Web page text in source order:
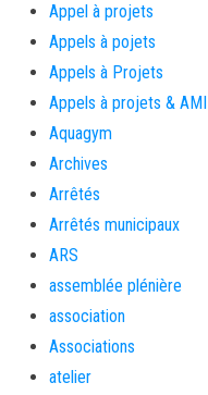
Appel à projets
Appels à pojets
Appels à Projets
Appels à projets & AMI
Aquagym
Archives
Arrêtés
Arrêtés municipaux
ARS
assemblée plénière
association
Associations
atelier